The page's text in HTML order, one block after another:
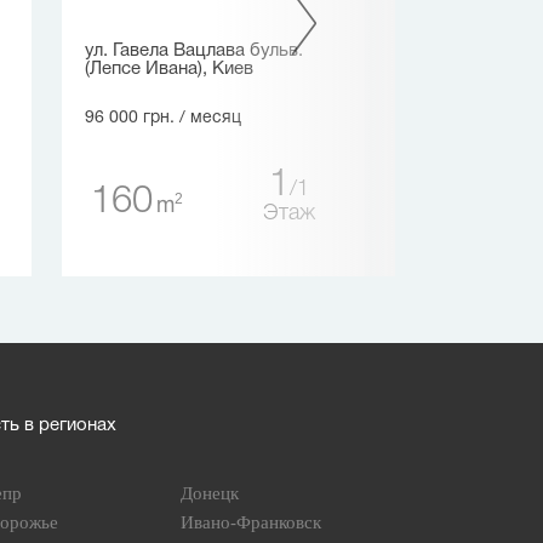
ул. Гавела Вацлава бульв.
(Лепсе Ивана), Киев
96 000 грн. / месяц
160 m2 1
1
Этаж
в регионах
Донецк
Ивано-Франковск